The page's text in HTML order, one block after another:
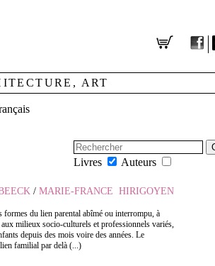
ART
Livres Auteurs
/ MARIE-FRANCE HIRIGOYEN
du lien parental abîmé ou interrompu, à
milieux socio-culturels et professionnels variés,
depuis des mois voire des années. Le
familial par delà (...)